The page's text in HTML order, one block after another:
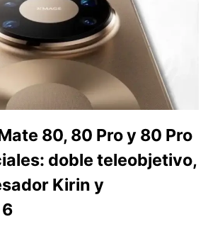
80, 80 Pro y 80 Pro
doble teleobjetivo,
Kirin y